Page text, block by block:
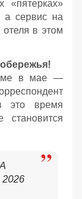
«пятерках»
а сервис на
в этом
в мае —
это время
становится